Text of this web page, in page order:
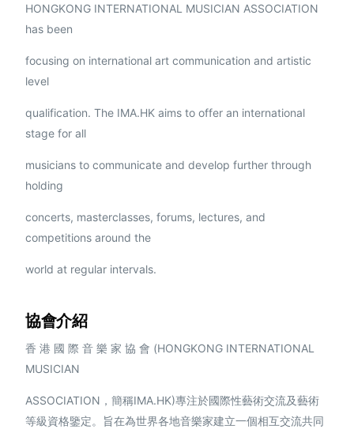
HONGKONG INTERNATIONAL MUSICIAN ASSOCIATION
has been
focusing on international art communication and artistic
level
qualification. The IMA.HK aims to offer an international
stage for all
musicians to communicate and develop further through
holding
concerts, masterclasses, forums, lectures, and
competitions around the
world at regular intervals.
協會介紹
香 港 國 際 音 樂 家 協 會 (HONGKONG INTERNATIONAL
MUSICIAN
ASSOCIATION，簡稱IMA.HK)專注於國際性藝術交流及藝術
等級資格鑒定。旨在為世界各地音樂家建立一個相互交流共同